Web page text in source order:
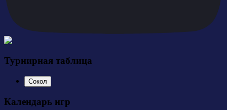
Турнирная таблица
Сокол
Календарь игр